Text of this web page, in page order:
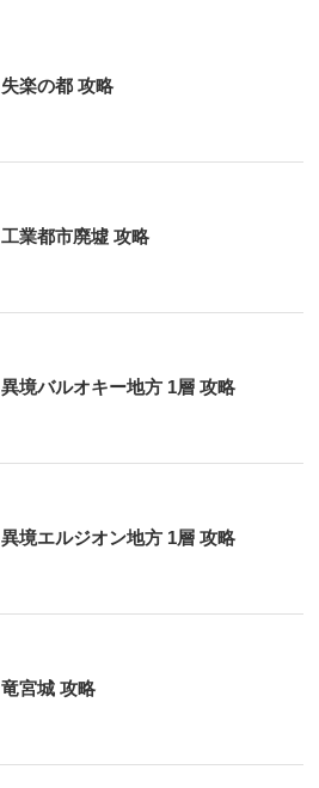
失楽の都 攻略
工業都市廃墟 攻略
異境バルオキー地方 1層 攻略
異境エルジオン地方 1層 攻略
竜宮城 攻略